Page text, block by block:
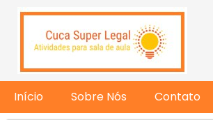
Início Sobre Nós Contato